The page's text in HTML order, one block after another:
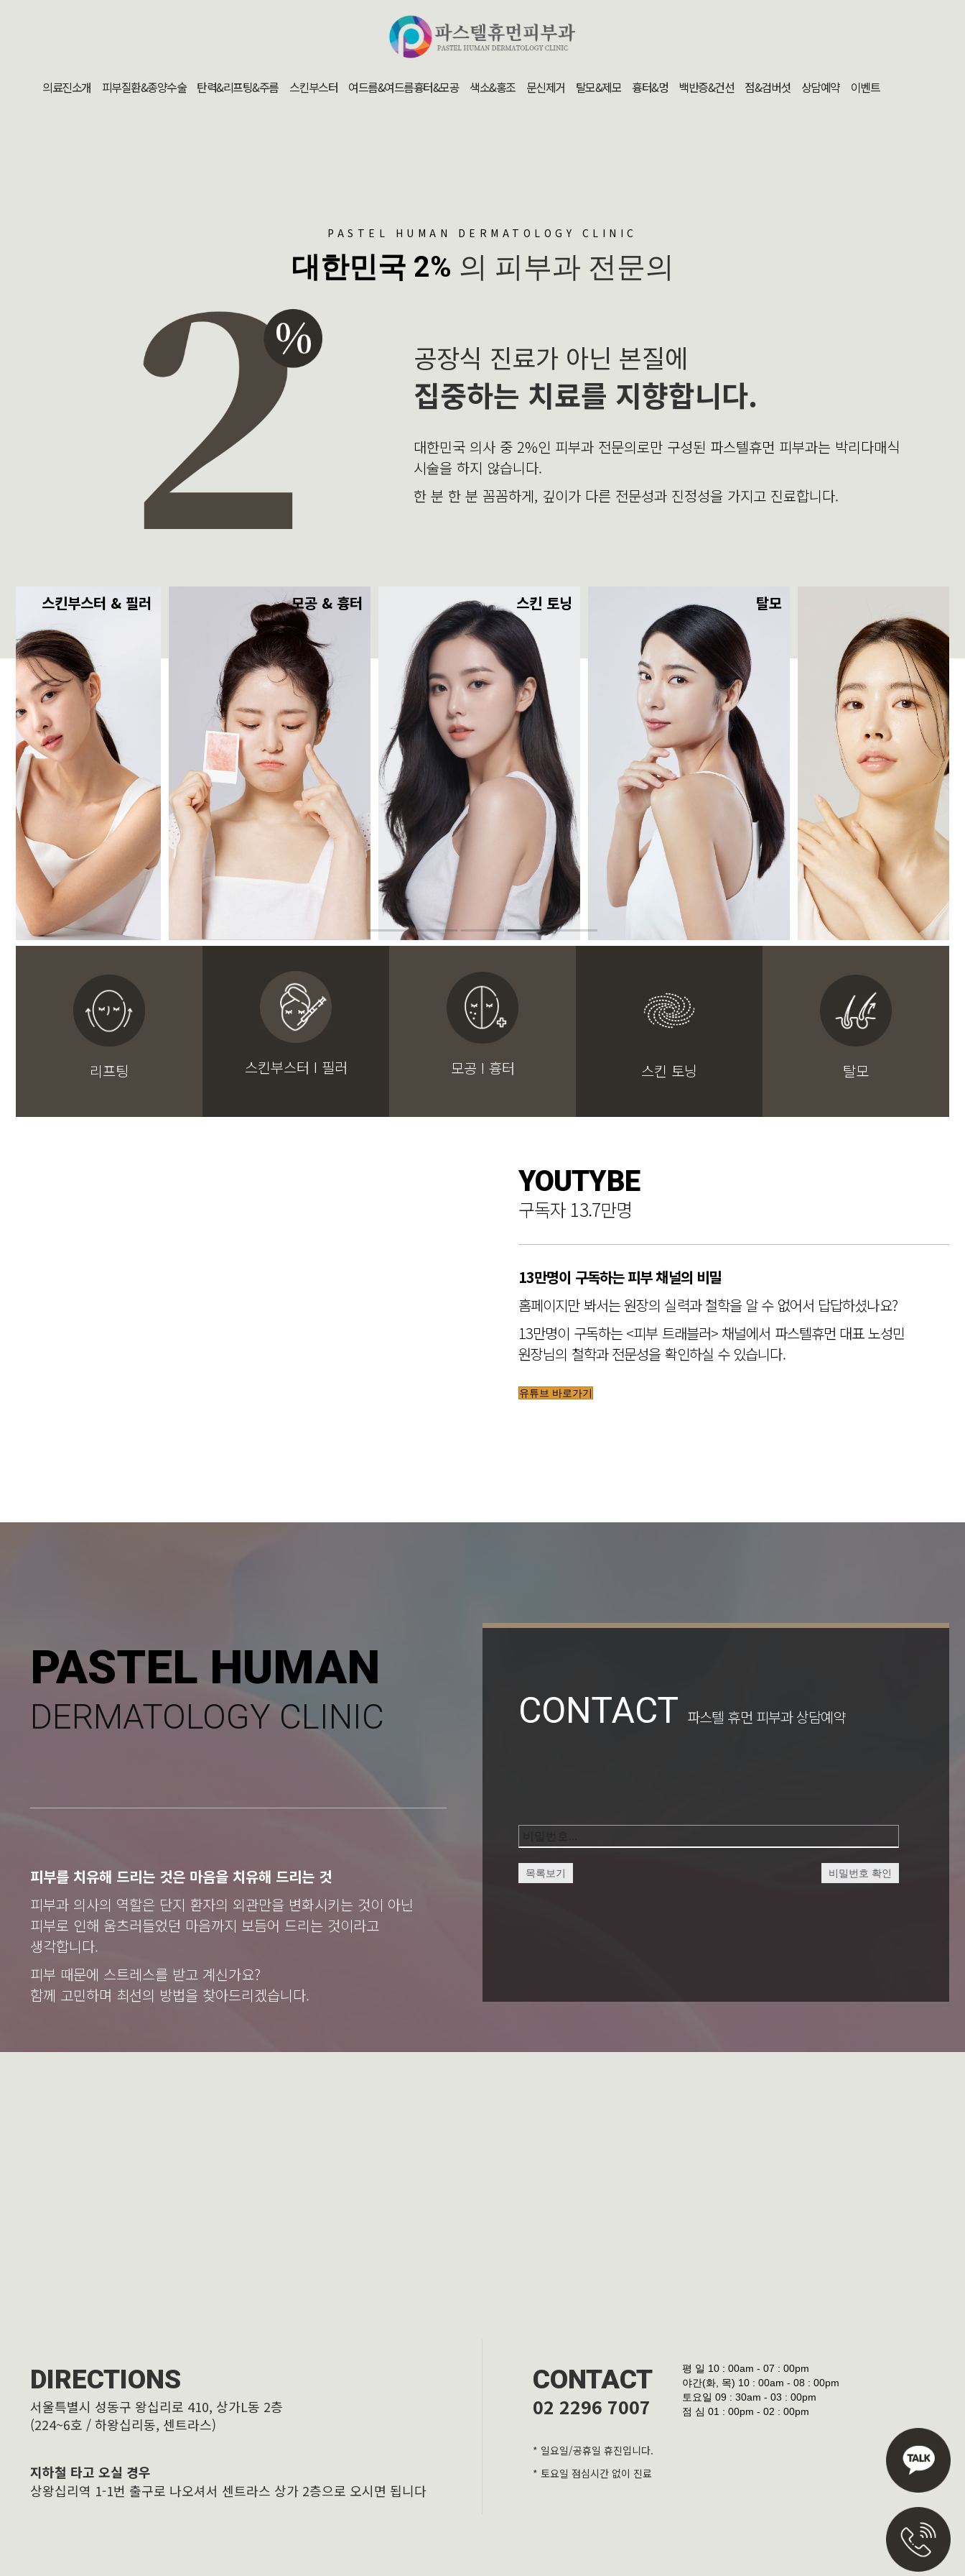
의료진소개 피부질환&종양수술 탄력&리프팅&주름 스킨부스터 여드름&여드름흉터&모공 색소&홍조 문신제거 탈모&제모 흉터&멍 백반증&건선 점&검버섯 상담예약 이벤트
PASTEL HUMAN DERMATOLOGY CLINIC
대한민국 2% 의 피부과 전문의
공장식 진료가 아닌 본질에
집중하는 치료를 지향합니다.
대한민국 의사 중 2%인 피부과 전문의로만 구성된 파스텔휴먼 피부과는 박리다매식
시술을 하지 않습니다.
한 분 한 분 꼼꼼하게, 깊이가 다른 전문성과 진정성을 가지고 진료합니다.
스킨부스터 & 필러 모공 & 흉터 스킨 토닝 탈모
리프팅 스킨부스터 I 필러 모공 I 흉터 스킨 토닝 탈모
YOUTYBE
구독자 13.7만명
13만명이 구독하는 피부 채널의 비밀
홈페이지만 봐서는 원장의 실력과 철학을 알 수 없어서 답답하셨나요?
13만명이 구독하는 <피부 트래블러> 채널에서 파스텔휴먼 대표 노성민
원장님의 철학과 전문성을 확인하실 수 있습니다.
유튜브 바로가기
PASTEL HUMAN
DERMATOLOGY CLINIC
피부를 치유해 드리는 것은 마음을 치유해 드리는 것
피부과 의사의 역할은 단지 환자의 외관만을 변화시키는 것이 아닌
피부로 인해 움츠러들었던 마음까지 보듬어 드리는 것이라고
생각합니다.
피부 때문에 스트레스를 받고 계신가요?
함께 고민하며 최선의 방법을 찾아드리겠습니다.
CONTACT 파스텔 휴먼 피부과 상담예약
목록보기 비밀번호 확인
DIRECTIONS
서울특별시 성동구 왕십리로 410, 상가L동 2층
(224~6호 / 하왕십리동, 센트라스)
지하철 타고 오실 경우
상왕십리역 1-1번 출구로 나오셔서 센트라스 상가 2층으로 오시면 됩니다
CONTACT
02 2296 7007
* 일요일/공휴일 휴진입니다.
* 토요일 점심시간 없이 진료
평 일 10 : 00am - 07 : 00pm
야간(화, 목) 10 : 00am - 08 : 00pm
토요일 09 : 30am - 03 : 00pm
점 심 01 : 00pm - 02 : 00pm